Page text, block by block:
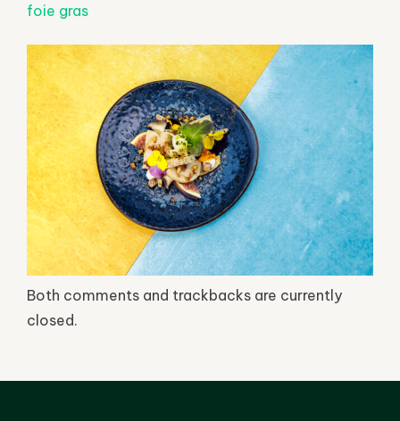
foie gras
Both comments and trackbacks are currently
closed.